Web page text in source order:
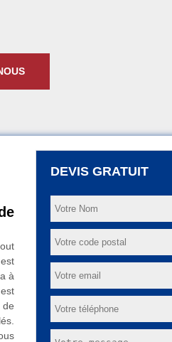
à
DEVIS GRATUIT